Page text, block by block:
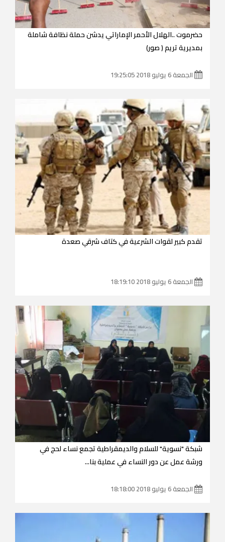
حضرموت ..الهلال الأحمر الإماراتي يدشن حملة نظافة شاملة
بمديرية تريم ( صور)
الجمعة 6 يوليو 2018 19:25:05
تقدم كبير لقوات الشرعية في كتاف شرقي صعدة
الجمعة 6 يوليو 2018 18:19:10
شبكة "نسوية" للسلام والديمقراطية تجمع نساء لحج في
ورشة عمل عن دور النساء في عملية بنا...
الجمعة 6 يوليو 2018 18:18:00